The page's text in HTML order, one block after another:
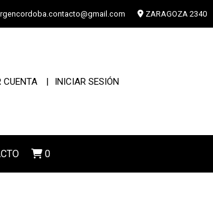
ZARAGOZA 2340
CUENTA INICIAR SESIÓN
0